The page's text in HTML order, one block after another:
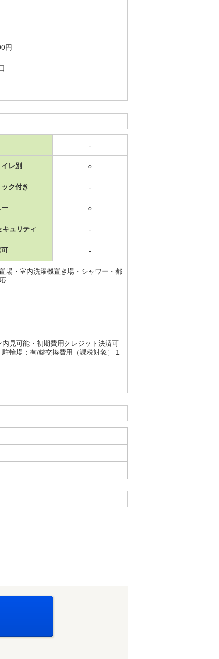
円
-
レ別 ○
ク付き -
ー ○
キュリティ -
可 -
場・室内洗濯機置き場・シャワー・都
見可能・初期費用クレジット決済可
輪場：有/鍵交換費用（課税対象） 1